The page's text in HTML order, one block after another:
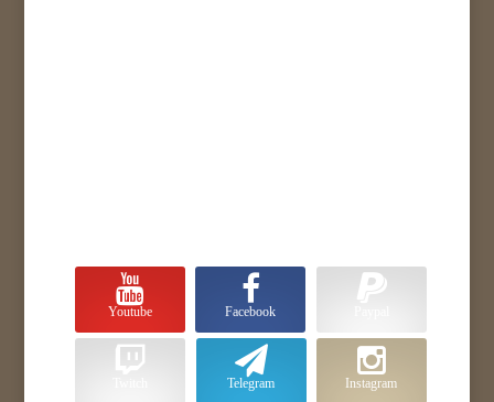
Facebook
Youtube
Instagram
Telegram